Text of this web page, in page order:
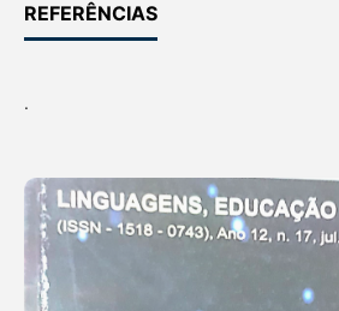
REFERÊNCIAS
.